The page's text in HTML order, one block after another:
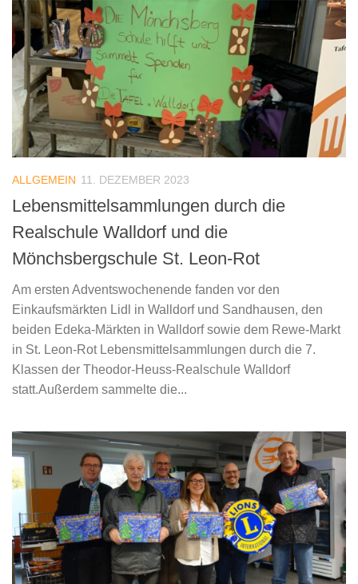
ALLGEMEIN 11. DEZEMBER 2023
Lebensmittelsammlungen durch die
Realschule Walldorf und die
Mönchsbergschule St. Leon-Rot
Am ersten Adventswochenende fanden vor den
Einkaufsmärkten Lidl in Walldorf und Sandhausen, den
beiden Edeka-Märkten in Walldorf sowie dem Rewe-Markt
in St. Leon-Rot Lebensmittelsammlungen durch die 7.
Klassen der Theodor-Heuss-Realschule Walldorf
statt.Außerdem sammelte die...